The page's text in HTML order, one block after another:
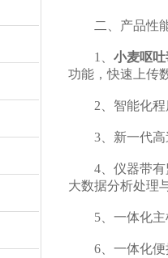
二、产品性
1、 小麦呕
功能，快速上传
2、智能化程度
3、新一代高
4、仪器带有监
大数据分析处理
5、一体化主机
6、一体化便携